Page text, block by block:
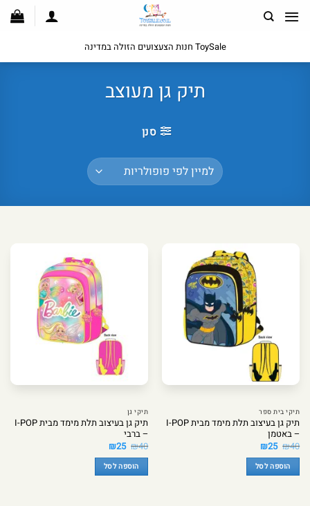
לתוכן
ToySale חנות הצעצועים הזולה במדינה
תיק גן מעוצב
סנן
תיקי בית ספר
תיק גן בעיצוב תלת מימד מבית I-POP
– באטמן
₪40 המחיר
המקורי
היה:
₪40.
₪25 המחיר
הנוכחי
הוא:
₪25.הוספה לסל
תיקי גן
תיק גן בעיצוב תלת מימד מבית I-POP
– ברבי
₪40 המחיר
המקורי
היה:
₪40.
₪25 המחיר
הנוכחי
הוא:
₪25.הוספה לסל